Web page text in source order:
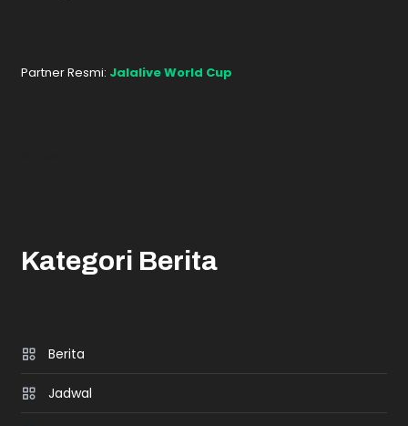
Partner Resmi: Jalalive World Cup
Kategori Berita
Berita
Jadwal